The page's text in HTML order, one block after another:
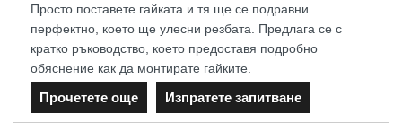
Просто поставете гайката и тя ще се подравни
перфектно, което ще улесни резбата. Предлага се с
кратко ръководство, което предоставя подробно
обяснение как да монтирате гайките.
Прочетете още Изпратете запитване